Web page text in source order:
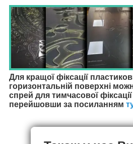
Для кращої фіксації
горизонтальній поверхні
спрей для тимчасової
перейшовши за посиланням